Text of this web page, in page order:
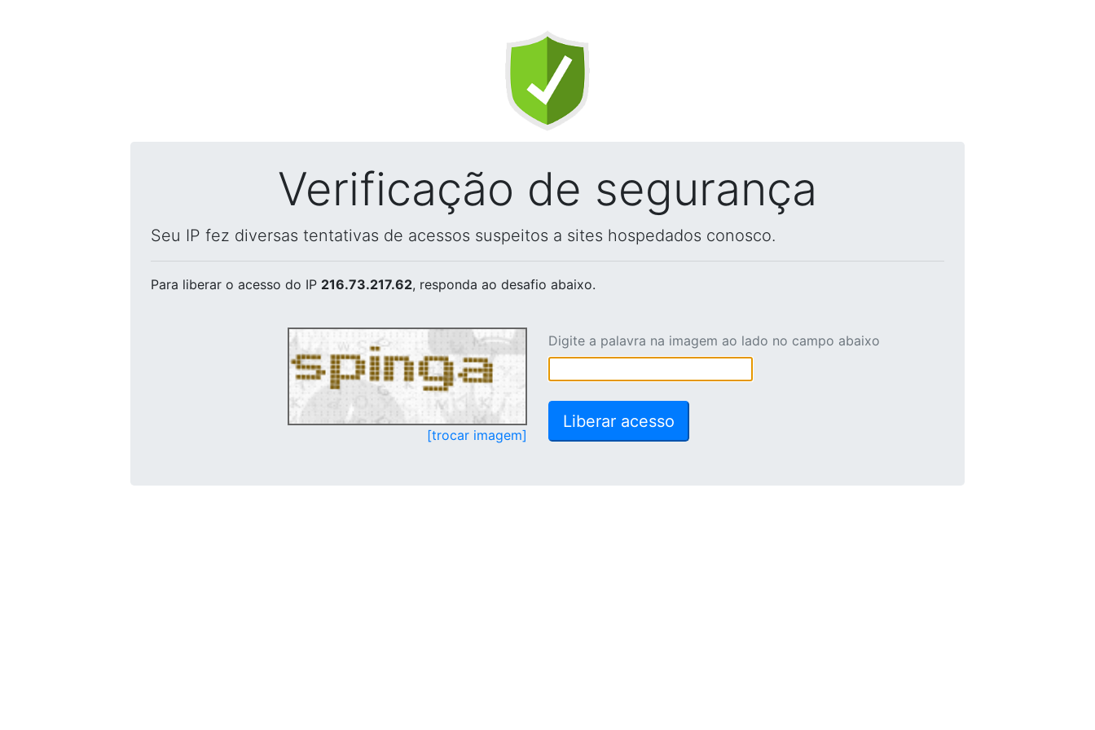
Verificação de segurança
Seu IP fez diversas tentativas de acessos suspeitos a sites hospedados conosco.
Para liberar o acesso do IP 216.73.217.62, responda ao desafio abaixo.
[trocar imagem]
Digite a palavra na imagem ao lado no campo abaixo